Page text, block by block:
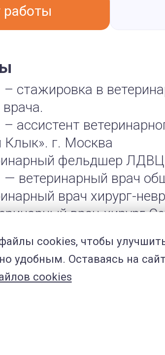
– стажировка в
ассистент
Клык». г. Москва
фельдшер
— ветеринарный врач
врач хирург-
врач-хирург
cookies, чтобы
удобным. Оставаясь на
cookies